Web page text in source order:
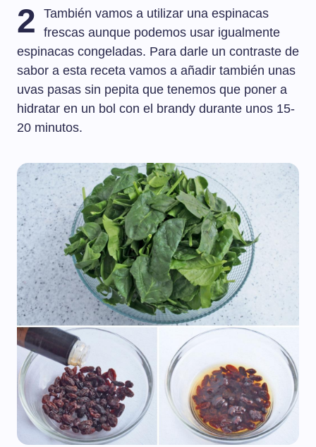
2
También vamos a utilizar una espinacas
frescas aunque podemos usar igualmente
espinacas congeladas. Para darle un contraste de
sabor a esta receta vamos a añadir también unas
uvas pasas sin pepita que tenemos que poner a
hidratar en un bol con el brandy durante unos 15-
20 minutos.